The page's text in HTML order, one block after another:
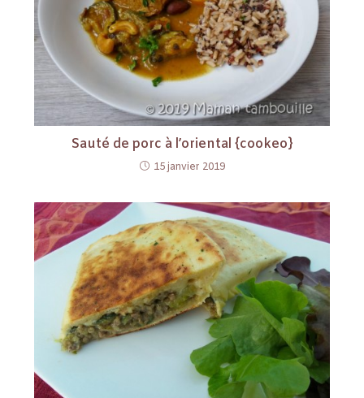
Sauté de porc à l’oriental {cookeo}
15 janvier 2019